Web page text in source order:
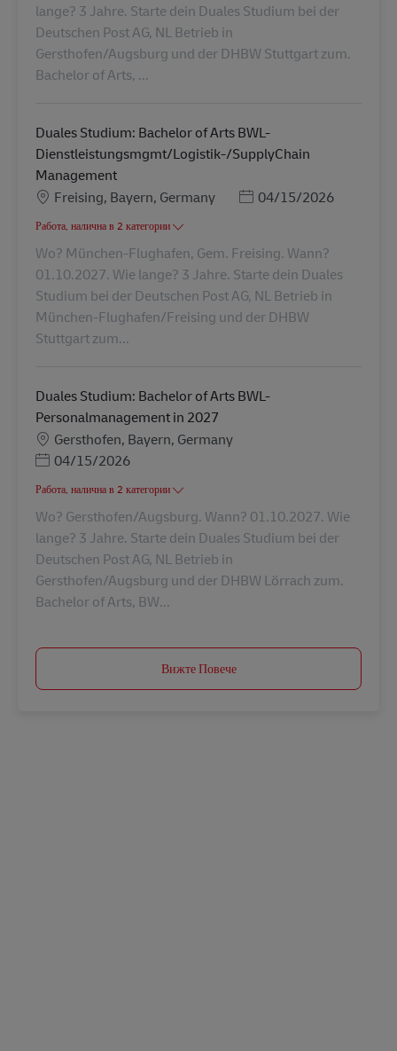
lange? 3 Jahre. Starte dein Duales Studium bei der
Deutschen Post AG, NL Betrieb in
Gersthofen/Augsburg und der DHBW Stuttgart zum.
Bachelor of Arts, ...
Duales Studium: Bachelor of Arts BWL-
Dienstleistungsmgmt/Logistik-/SupplyChain
Management
Местоположение
Freising, Bayern, Germany Posted Date
04/15/2026
Работа, налична в 2 категории
Wo? München-Flughafen, Gem. Freising. Wann?
01.10.2027. Wie lange? 3 Jahre. Starte dein Duales
Studium bei der Deutschen Post AG, NL Betrieb in
München-Flughafen/Freising und der DHBW
Stuttgart zum...
Duales Studium: Bachelor of Arts BWL-
Personalmanagement in 2027
Местоположение
Gersthofen, Bayern, Germany
Posted Date
04/15/2026
Работа, налична в 2 категории
Wo? Gersthofen/Augsburg. Wann? 01.10.2027. Wie
lange? 3 Jahre. Starte dein Duales Studium bei der
Deutschen Post AG, NL Betrieb in
Gersthofen/Augsburg und der DHBW Lörrach zum.
Bachelor of Arts, BW...
Вижте Повече